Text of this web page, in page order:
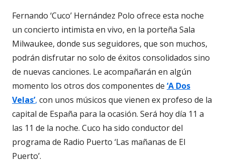
Fernando ‘Cuco’ Hernández Polo ofrece esta noche
un concierto intimista en vivo, en la porteña Sala
Milwaukee, donde sus seguidores, que son muchos,
podrán disfrutar no solo de éxitos consolidados sino
de nuevas canciones. Le acompañarán en algún
momento los otros dos componentes de ‘A Dos
Velas’, con unos músicos que vienen ex profeso de la
capital de España para la ocasión. Será hoy día 11 a
las 11 de la noche. Cuco ha sido conductor del
programa de Radio Puerto ‘Las mañanas de El
Puerto’.